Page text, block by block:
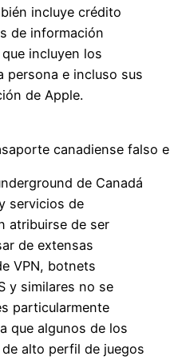
incluye crédito
de información
incluyen los
persona e incluso sus
de Apple.
canadiense falso
de Canadá
servicios de
atribuirse de ser
de extensas
VPN, botnets
y similares no se
particularmente
que algunos de los
alto perfil de juegos